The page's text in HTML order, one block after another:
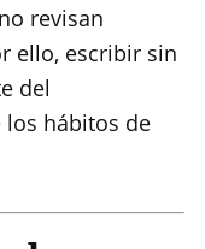
revisan
ello, escribir sin
del
hábitos de